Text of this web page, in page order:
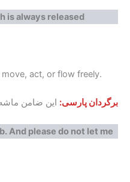
is always released
act, or flow freely.
برگردان پارسی: این ضامن
And please do not let me